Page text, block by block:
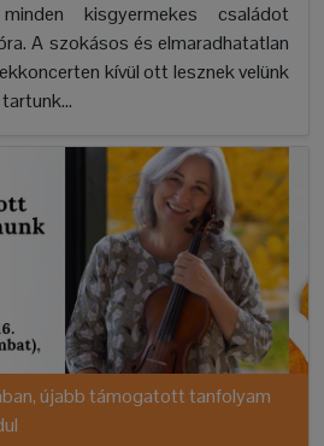
kisgyermekes családot
A szokásos és elmaradhatatlan
kívül ott lesznek velünk
újabb támogatott tanfolyam